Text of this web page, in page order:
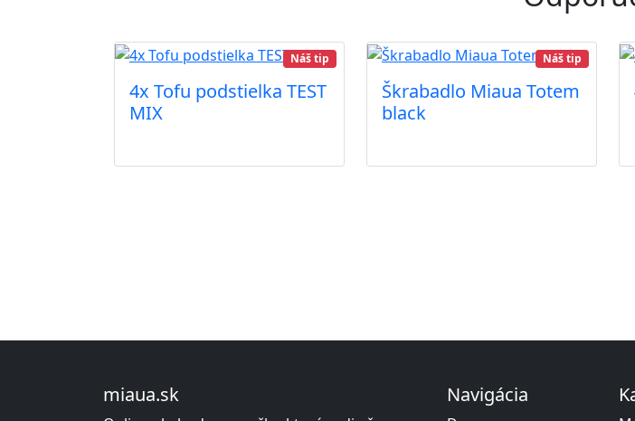
Náš tip
4x Tofu podstielka TEST
MIX
Náš tip
Škrabadlo Miaua Totem
black
miaua.sk Navigácia